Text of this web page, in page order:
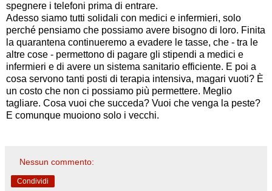
spegnere i telefoni prima di entrare.
Adesso siamo tutti solidali con medici e infermieri, solo
perché pensiamo che possiamo avere bisogno di loro. Finita
la quarantena continueremo a evadere le tasse, che - tra le
altre cose - permettono di pagare gli stipendi a medici e
infermieri e di avere un sistema sanitario efficiente. E poi a
cosa servono tanti posti di terapia intensiva, magari vuoti? È
un costo che non ci possiamo più permettere. Meglio
tagliare. Cosa vuoi che succeda? Vuoi che venga la peste?
E comunque muoiono solo i vecchi.
Nessun commento:
Condividi